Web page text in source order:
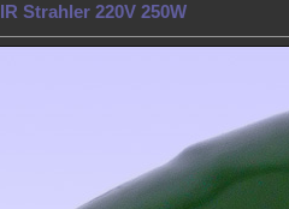
IR Strahler 220V 250W